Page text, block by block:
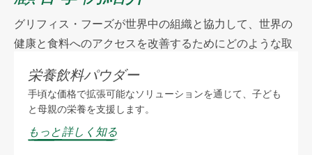
グリフィス・フーズが世界中の組織と協力して、世界の
健康と食料へのアクセスを改善するためにどのような取
栄養飲料パウダー
手頃な価格で拡張可能なソリューションを通じて、子ども
と母親の栄養を支援します。
もっと詳しく知る